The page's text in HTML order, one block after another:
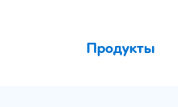
Продукты